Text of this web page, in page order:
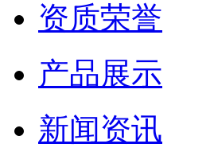
资质荣誉
产品展示
新闻资讯